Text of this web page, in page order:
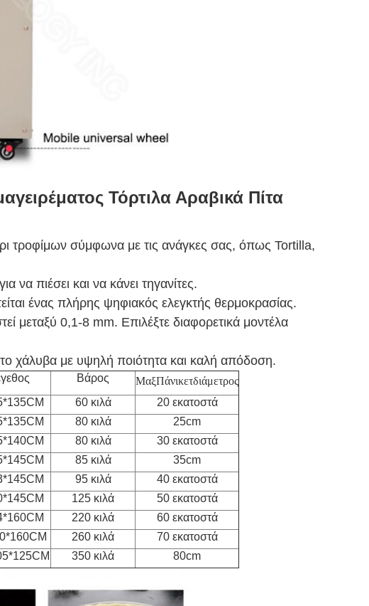
Τόρτιλα Αραβικά Πίτα
τροφίμων σύμφωνα με τις ανάγκες σας, όπως Tortilla,
να πιέσει και να κάνει τηγανίτες.
ένας πλήρης ψηφιακός ελεγκτής θερμοκρασίας.
μεταξύ 0,1-8 mm. Επιλέξτε διαφορετικά μοντέλα
χάλυβα με υψηλή ποιότητα και καλή απόδοση.
Βάρος ΜαξΠάνικετδιάμετρος
60 κιλά
20 εκατοστά
80 κιλά
25cm
80 κιλά
30 εκατοστά
85 κιλά
35cm
95 κιλά
40 εκατοστά
125 κιλά
50 εκατοστά
220 κιλά
60 εκατοστά
260 κιλά
70 εκατοστά
350 κιλά 80cm